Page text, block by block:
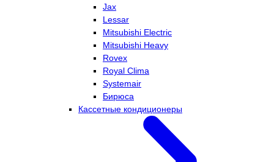
Jax
Lessar
Mitsubishi Electric
Mitsubishi Heavy
Rovex
Royal Clima
Systemair
Бирюса
Кассетные кондиционеры